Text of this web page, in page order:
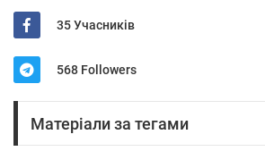
35 Учасників
568 Followers
Матеріали за тегами